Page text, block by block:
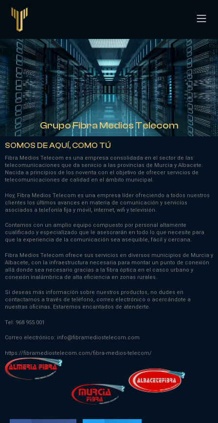
Grupo Fibra Medios Telecom
SOMOS DE AQUÍ, COMO TÚ
Fibra Medios Telecom es una empresa consolidada en el sector de las
telecomunicaciones que da servicio a las provincias de Murcia y Albacete.
Nacida a principios de los noventa con el objetivo de ofrecer servicios de
telecomunicaciones de calidad en el ámbito municipal.
Hoy, Fibra Medios Telecom es una empresa líder ofreciendo a todos nuestros
clientes los últimos avances en materia de comunicación y servicios
asociados a telefonía fija y móvil, internet, wifi y televisión.
Contamos con un amplio equipo compuesto por personal altamente
cualificado y especializado que le asesorarán en todo lo que necesite para
que la experiencia de la comunicación sea asequible, fácil y cercana.
Fibra Medios Telecom ofrece sus servicios en diversos municipios de Murcia y
Albacete, con la infraestructura necesaria para montar un punto de conexión
allá donde sea necesario gracias a la fibra óptica en el casco urbano y
conexión inalámbrica de alta eficiencia en zonas rurales.
Si deseas más información sobre nuestros productos, no dudes en
contactarnos a través de teléfono, correo electrónico o acercándote a
nuestras oficinas. Estaremos encantados de atenderte.
Tel: 968 955 001
Correo electrónico: info@fibramediostelecom.com
https://fibramediostelecom.com/fibra-medios-telecom/